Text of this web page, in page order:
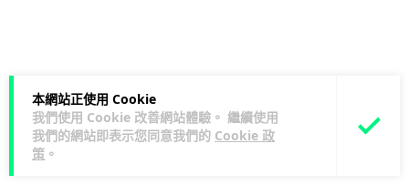
本網站正使用 Cookie
我們使用 Cookie 改善網站體驗。 繼續使用
我們的網站即表示您同意我們的 Cookie 政
策 。